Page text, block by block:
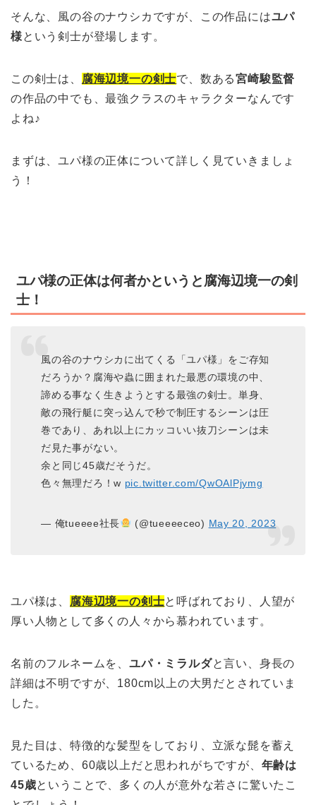
そんな、風の谷のナウシカですが、この作品にはユパ
様という剣士が登場します。
この剣士は、 腐海辺境一の剣士で、数ある宮崎駿監督
の作品の中でも、最強クラスのキャラクターなんです
よね♪
まずは、ユパ様の正体について詳しく見ていきましょ
う！
ユパ様の正体は何者かというと腐海辺境一の剣
士！
風の谷のナウシカに出てくる「ユパ様」をご存知
だろうか？腐海や蟲に囲まれた最悪の環境の中、
諦める事なく生きようとする最強の剣士。単身、
敵の飛行艇に突っ込んで秒で制圧するシーンは圧
巻であり、あれ以上にカッコいい抜刀シーンは未
だ見た事がない。
余と同じ45歳だそうだ。
色々無理だろ！w pic.twitter.com/QwOAlPjymg
— 俺tueeee社長 (@tueeeeceo) May 20, 2023
ユパ様は、 腐海辺境一の剣士と呼ばれており、人望が
厚い人物として多くの人々から慕われています。
名前のフルネームを、 ユパ・ミラルダと言い、身長の
詳細は不明ですが、180cm以上の大男だとされていま
した。
見た目は、特徴的な髪型をしており、立派な髭を蓄え
ているため、60歳以上だと思われがちですが、 年齢は
45歳ということで、多くの人が意外な若さに驚いたこ